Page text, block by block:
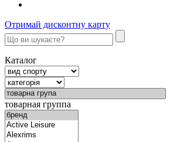
Отримай дисконтну карту
Каталог
товарная группа